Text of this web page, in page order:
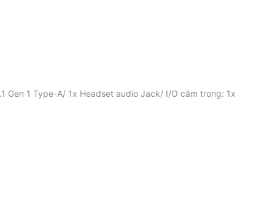
Gen 1 Type-A/ 1x Headset audio Jack/ I/O cắm trong: 1x